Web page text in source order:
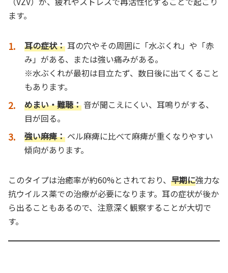
ます。
耳の症状：耳の穴やその周囲に「水ぶくれ」や「赤
み」がある、または強い痛みがある。
※水ぶくれが最初は目立たず、数日後に出てくること
もあります。
めまい・難聴：音が聞こえにくい、耳鳴りがする、
目が回る。
強い麻痺： ベル麻痺に比べて麻痺が重くなりやすい
傾向があります。
このタイプは治癒率が約60%とされており、 早期に強力な
抗ウイルス薬での治療が必要になります。耳の症状が後か
ら出ることもあるので、注意深く観察することが大切で
す。